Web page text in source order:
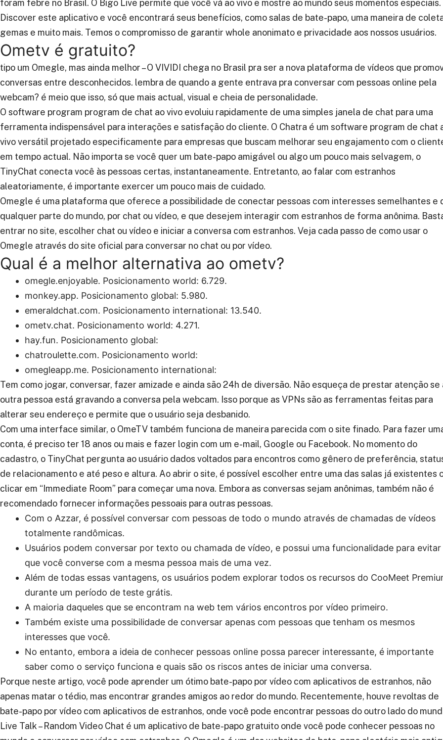
foram febre no Brasil. O Bigo Live permite que você vá ao vivo e mostre ao mundo seus momentos especiais.
Discover este aplicativo e você encontrará seus benefícios, como salas de bate-papo, uma maneira de
gemas e muito mais. Temos o compromisso de garantir whole anonimato e privacidade aos nossos usuários.
Ometv é gratuito?
tipo um Omegle, mas ainda melhor – O VIVIDI chega no Brasil pra ser a nova plataforma de vídeos que
conversas entre desconhecidos. lembra de quando a gente entrava pra conversar com pessoas online pela
webcam? é meio que isso, só que mais actual, visual e cheia de personalidade.
O software program program de chat ao vivo evoluiu rapidamente de uma simples janela de chat para uma
ferramenta indispensável para interações e satisfação do cliente. O Chatra é um software program de chat
vivo versátil projetado especificamente para empresas que buscam melhorar seu engajamento com o
em tempo actual. Não importa se você quer um bate-papo amigável ou algo um pouco mais selvagem, o
TinyChat conecta você às pessoas certas, instantaneamente. Entretanto, ao falar com estranhos
aleatoriamente, é importante exercer um pouco mais de cuidado.
Omegle é uma plataforma que oferece a possibilidade de conectar pessoas com interesses semelhantes e
qualquer parte do mundo, por chat ou vídeo, e que desejem interagir com estranhos de forma anônima.
entrar no site, escolher chat ou vídeo e iniciar a conversa com estranhos. Veja cada passo de como usar o
Omegle através do site oficial para conversar no chat ou por vídeo.
Qual é a melhor alternativa ao ometv?
omegle.enjoyable. Posicionamento world: 6.729.
monkey.app. Posicionamento global: 5.980.
emeraldchat.com. Posicionamento international: 13.540.
ometv.chat. Posicionamento world: 4.271.
hay.fun. Posicionamento global:
chatroulette.com. Posicionamento world:
omegleapp.me. Posicionamento international:
Tem como jogar, conversar, fazer amizade e ainda são 24h de diversão. Não esqueça de prestar atenção se
outra pessoa está gravando a conversa pela webcam. Isso porque as VPNs são as ferramentas feitas para
alterar seu endereço e permite que o usuário seja desbanido.
Com uma interface similar, o OmeTV também funciona de maneira parecida com o site finado. Para fazer
conta, é preciso ter 18 anos ou mais e fazer login com um e-mail, Google ou Facebook. No momento do
cadastro, o TinyChat pergunta ao usuário dados voltados para encontros como gênero de preferência,
de relacionamento e até peso e altura. Ao abrir o site, é possível escolher entre uma das salas já existentes
clicar em “Immediate Room” para começar uma nova. Embora as conversas sejam anônimas, também não é
recomendado fornecer informações pessoais para outras pessoas.
Com o Azzar, é possível conversar com pessoas de todo o mundo através de chamadas de vídeos
totalmente randômicas.
Usuários podem conversar por texto ou chamada de vídeo, e possui uma funcionalidade para evitar
que você converse com a mesma pessoa mais de uma vez.
Além de todas essas vantagens, os usuários podem explorar todos os recursos do CooMeet
durante um período de teste grátis.
A maioria daqueles que se encontram na web tem vários encontros por vídeo primeiro.
Também existe uma possibilidade de conversar apenas com pessoas que tenham os mesmos
interesses que você.
No entanto, embora a ideia de conhecer pessoas online possa parecer interessante, é importante
saber como o serviço funciona e quais são os riscos antes de iniciar uma conversa.
Porque neste artigo, você pode aprender um ótimo bate-papo por vídeo com aplicativos de estranhos, não
apenas matar o tédio, mas encontrar grandes amigos ao redor do mundo. Recentemente, houve revoltas de
bate-papo por vídeo com aplicativos de estranhos, onde você pode encontrar pessoas do outro lado do
Live Talk – Random Video Chat é um aplicativo de bate-papo gratuito onde você pode conhecer pessoas no